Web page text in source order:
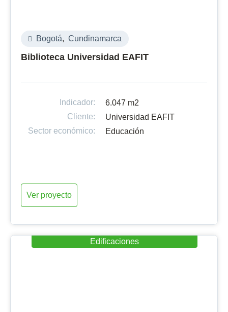
Bogotá, Cundinamarca
Biblioteca Universidad EAFIT
Indicador:
6.047 m2
Cliente:
Universidad EAFIT
Sector económico:
Educación
Ver proyecto
Edificaciones